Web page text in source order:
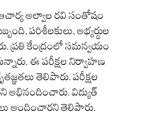
అల్వాల రవి సంతోషం
పరిశీలకులు, అభ్యర్థుల
ప్రతి కేంద్రంలో సమన్వయం
ఈ పరీక్షల నిర్వాహణ
తెలిపారు. పరీక్షల
విద్యుత్
అందించారని తెలిపారు.